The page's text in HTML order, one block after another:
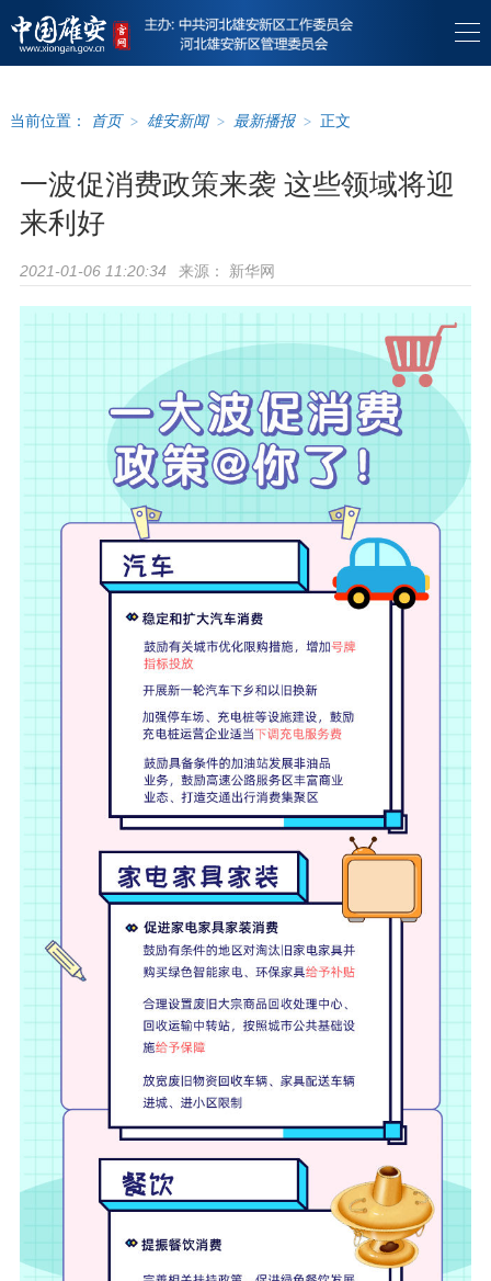
当前位置： 首页 > 雄安新闻 > 最新播报 > 正文
一波促消费政策来袭 这些领域将迎
来利好
2021-01-06 11:20:34 来源： 新华网